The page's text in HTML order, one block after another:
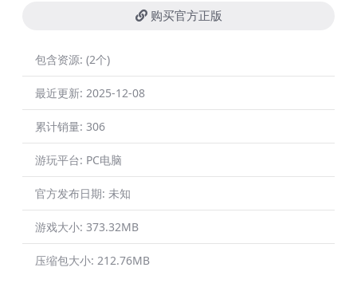
购买官方正版
包含资源: (2个)
最近更新: 2025-12-08
累计销量: 306
游玩平台: PC电脑
官方发布日期: 未知
游戏大小: 373.32MB
压缩包大小: 212.76MB